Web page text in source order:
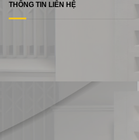
THÔNG TIN LIÊN HỆ